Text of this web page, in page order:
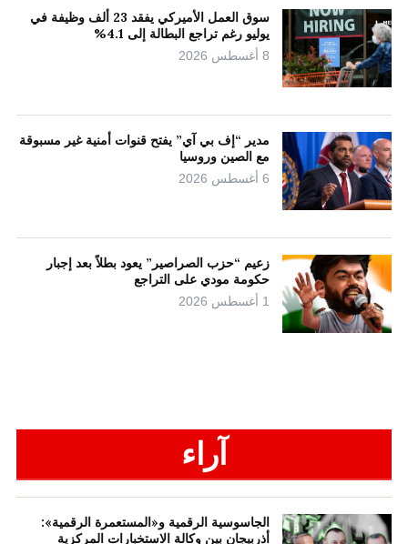
سوق العمل الأميركي يفقد 23 ألف وظيفة في
يوليو رغم تراجع البطالة إلى 4.1%
8 أغسطس 2026
مدير “إف بي آي” يفتح قنوات أمنية غير مسبوقة
مع الصين وروسيا
6 أغسطس 2026
زعيم “حزب الصراصير” يعود بطلاً بعد إجبار
حكومة مودي على التراجع
1 أغسطس 2026
آراء
الجاسوسية الرقمية و«المستعمرة الرقمية»:
أذربيجان بين وكالة الاستخبارات المركزية